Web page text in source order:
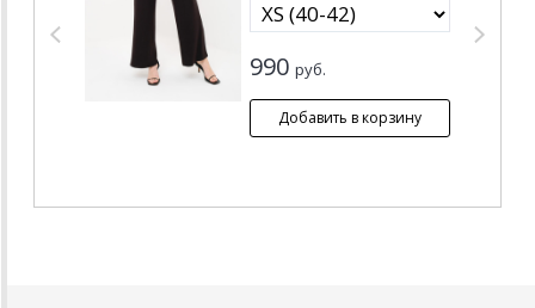
990 руб.